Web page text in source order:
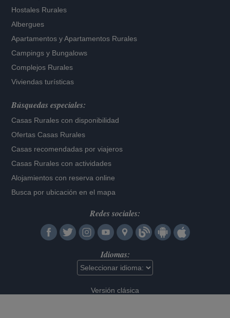
Hostales Rurales
Albergues
Apartamentos yApartamentos Rurales
Campings y Bungalows
Complejos Rurales
Viviendas turísticas
Búsquedas especiales:
Casas Rurales con disponibilidad
Ofertas Casas Rurales
Casas recomendadas por viajeros
Casas Rurales con actividades
Alojamientos con reserva online
Busca por ubicación en el mapa
Redes sociales:
Idiomas:
Versión clásica